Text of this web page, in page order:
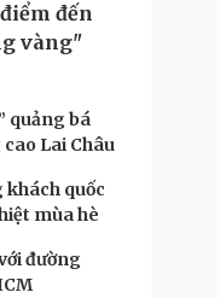
thời sự
bé
hồn
đến
vàng"
quảng bá
Lai Châu
khách quốc
mùa hè
đường